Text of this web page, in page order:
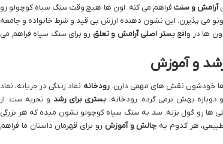
آرامش و سنت فراهم می کنه. اون ها هیچ وقت سنگ سیاه کوچولو رو
می پذیرن. این نشون دهنده ارزش بی قید و شرط خانواده و جامعه
ها در واقعبستر اصلی آرامش و تعلق رو برای سنگ سیاه فراهم می
و آموزش
ها خودشون نقش های مهمی دارن.رودخانه نماد زندگی در جریانه، نماد
بهش برمی گرده. رودخانه، بستری برای رشد و تجربه ست. از
ها رو گول بزنه. سد به سنگ سیاه کوچولو نشون میده که هر بزرگی
هر کدوم یه چالش و آموزش رو برای قهرمان داستان ما فراهم